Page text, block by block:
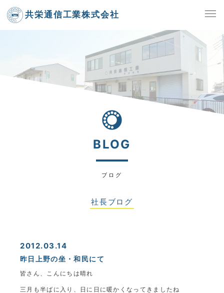
共栄通信工業株式会社
BLOG
ブログ
社長ブログ
2012.03.14
昨日上野の坐・和民にて
皆さん、こんにちは晴れ
三月も半ばに入り、日に日に暖かくなってきましたね